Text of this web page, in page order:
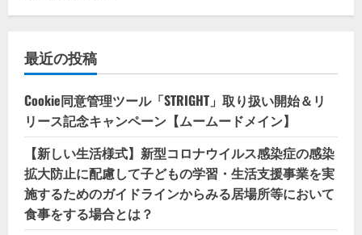
最近の投稿
Cookie同意管理ツール「STRIGHT」取り扱い開始＆リ
リース記念キャンペーン【ムームードメイン】
【新しい生活様式】新型コロナウイルス感染症の感染
拡大防止に配慮して子どもの学習・生活支援事業を実
施するためのガイドラインからみる居場所等において
食事をする場合とは？